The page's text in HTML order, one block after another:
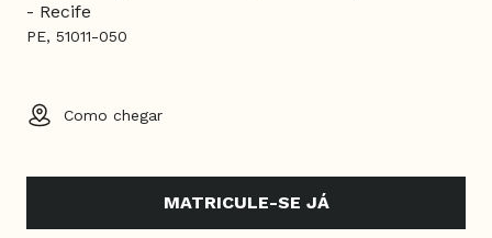
- Recife
PE, 51011-050
Como chegar
MATRICULE-SE JÁ